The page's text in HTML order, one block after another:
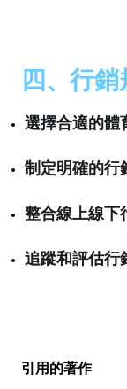
四、行
選擇合適的體
制定明確的行
整合線上線下
追蹤和評估行
引用的著作